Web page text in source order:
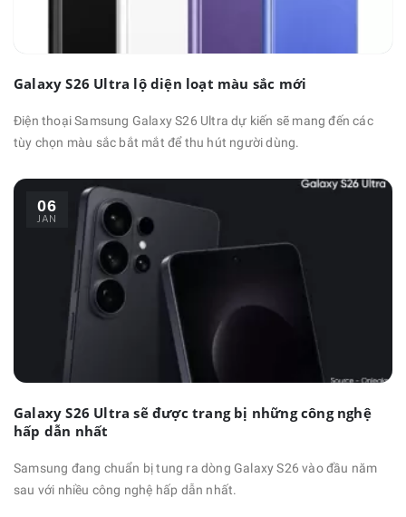
Galaxy S26 Ultra lộ diện loạt màu sắc mới
Điện thoại Samsung Galaxy S26 Ultra dự kiến sẽ mang đến các
tùy chọn màu sắc bắt mắt để thu hút người dùng.
06
JAN
Galaxy S26 Ultra sẽ được trang bị những công nghệ
hấp dẫn nhất
Samsung đang chuẩn bị tung ra dòng Galaxy S26 vào đầu năm
sau với nhiều công nghệ hấp dẫn nhất.